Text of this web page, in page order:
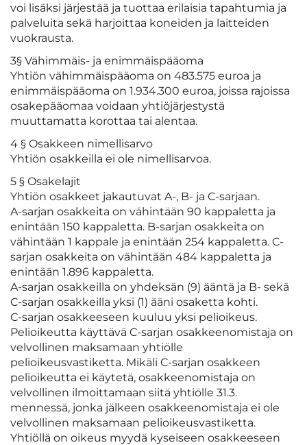
voi lisäksi järjestää ja tuottaa erilaisia tapahtumia ja
palveluita sekä harjoittaa koneiden ja laitteiden
vuokrausta.
3§ Vähimmäis- ja enimmäispääoma
Yhtiön vähimmäispääoma on 483.575 euroa ja
enimmäispääoma on 1.934.300 euroa, joissa rajoissa
osakepääomaa voidaan yhtiöjärjestystä
muuttamatta korottaa tai alentaa.
4 § Osakkeen nimellisarvo
Yhtiön osakkeilla ei ole nimellisarvoa.
5 § Osakelajit
Yhtiön osakkeet jakautuvat A-, B- ja C-sarjaan.
A-sarjan osakkeita on vähintään 90 kappaletta ja
enintään 150 kappaletta. B-sarjan osakkeita on
vähintään 1 kappale ja enintään 254 kappaletta. C-
sarjan osakkeita on vähintään 484 kappaletta ja
enintään 1.896 kappaletta.
A-sarjan osakkeilla on yhdeksän (9) ääntä ja B- sekä
C-sarjan osakkeilla yksi (1) ääni osaketta kohti.
C-sarjan osakkeeseen kuuluu yksi pelioikeus.
Pelioikeutta käyttävä C-sarjan osakkeenomistaja on
velvollinen maksamaan yhtiölle
pelioikeusvastiketta. Mikäli C-sarjan osakkeen
pelioikeutta ei käytetä, osakkeenomistaja on
velvollinen ilmoittamaan siitä yhtiölle 31.3.
mennessä, jonka jälkeen osakkeenomistaja ei ole
velvollinen maksamaan pelioikeusvastiketta.
Yhtiöllä on oikeus myydä kyseiseen osakkeeseen